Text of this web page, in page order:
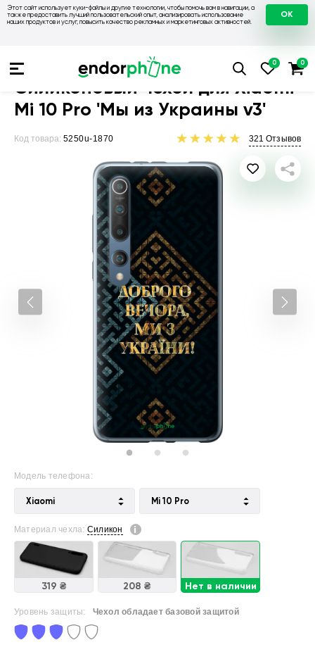
Этот сайт использует куки-файлы и другие технологии, чтобы помочь вам в навигации, а
также предоставить лучший пользовательский опыт, анализировать использование
наших продуктов и услуг, повысить качество рекламных и маркетинговых активностей.
OK
Чехлы на Xiaomi Чехол для Xiaomi
Силиконовый чехол для Xiaomi
Mi 10 Pro 'Мы из Украины v3'
Код товара: 5250u-1870 321 Отзывов
Модель телефона:
Xiaomi Mi 10 Pro
Материал чехла: Силикон
319 ₴ 208 ₴ Нет в наличии
Уровень защиты: Чехол обладает базовой защитой